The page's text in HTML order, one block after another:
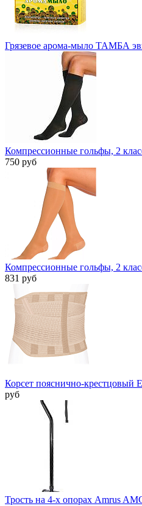
Грязевое арома-мыло ТАМБА
Компрессионные гольфы, 2
750 руб
Компрессионные гольфы, 2
831 руб
Корсет пояснично-крестцовый
руб
Трость на 4-х опорах Amrus